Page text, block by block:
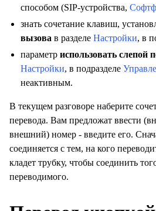
способом (SIP-устройства,
знать сочетание клавиш,
вызова в разделеНастройки, в
параметриспользовать слепой
Настройки, в подразделе
неактивным.
В текущем разговоре наберите
перевода. Вам предложат ввести
внешний) номер - введите его.
соединяется с тем, на кого
кладет трубку, чтобы соединить
переводимого.